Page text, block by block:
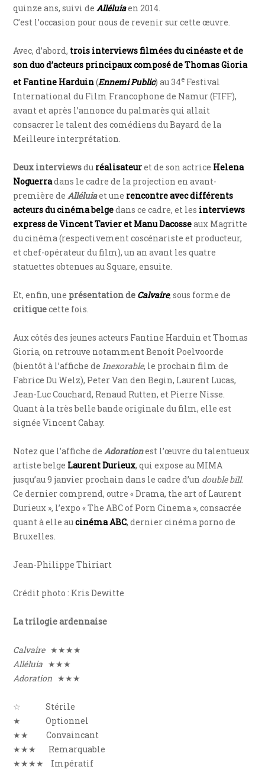
quinze ans, suivi deAlléluiaen 2014.
C’est l’occasion pour nous de revenir sur cette œuvre.
Avec, d’abord, trois interviews filmées du cinéaste et de
son duo d’acteurs principaux composé de Thomas Gioria
et Fantine Harduin(Ennemi Public) au 34e Festival
International du Film Francophone de Namur (FIFF),
avant et après l’annonce du palmarès qui allait
consacrer le talent des comédiens du Bayard de la
Meilleure interprétation.
Deux interviewsdu réalisateuret de son actrice Helena
Noguerradans le cadre de la projection en avant-
première de Alléluiaet une rencontre avec différents
acteurs du cinéma belgedans ce cadre, et les interviews
express de Vincent Tavier et Manu Dacosseaux Magritte
du cinéma (respectivement coscénariste et producteur,
et chef-opérateur du film), un an avant les quatre
statuettes obtenues au Square, ensuite.
Et, enfin, une présentation de Calvaire, sous forme de
critiquecette fois.
Aux côtés des jeunes acteurs Fantine Harduin et Thomas
Gioria, on retrouve notamment Benoît Poelvoorde
(bientôt à l’affiche de Inexorable, le prochain film de
Fabrice Du Welz), Peter Van den Begin, Laurent Lucas,
Jean-Luc Couchard, Renaud Rutten, et Pierre Nisse.
Quant à la très belle bande originale du film, elle est
signée Vincent Cahay.
Notez que l’affiche de Adorationest l’œuvre du talentueux
artiste belge Laurent Durieux, qui expose au MIMA
jusqu’au 9 janvier prochain dans le cadre d’un double bill.
Ce dernier comprend, outre « Drama, the art of Laurent
Durieux », l’expo « The ABC of Porn Cinema », consacrée
quant à elle aucinéma ABC, dernier cinéma porno de
Bruxelles.
Jean-Philippe Thiriart
Crédit photo : Kris Dewitte
La trilogie ardennaise
Calvaire ★★★★
Alléluia ★★★
Adoration ★★★
☆ Stérile
★ Optionnel
★★ Convaincant
★★★ Remarquable
★★★★ Impératif